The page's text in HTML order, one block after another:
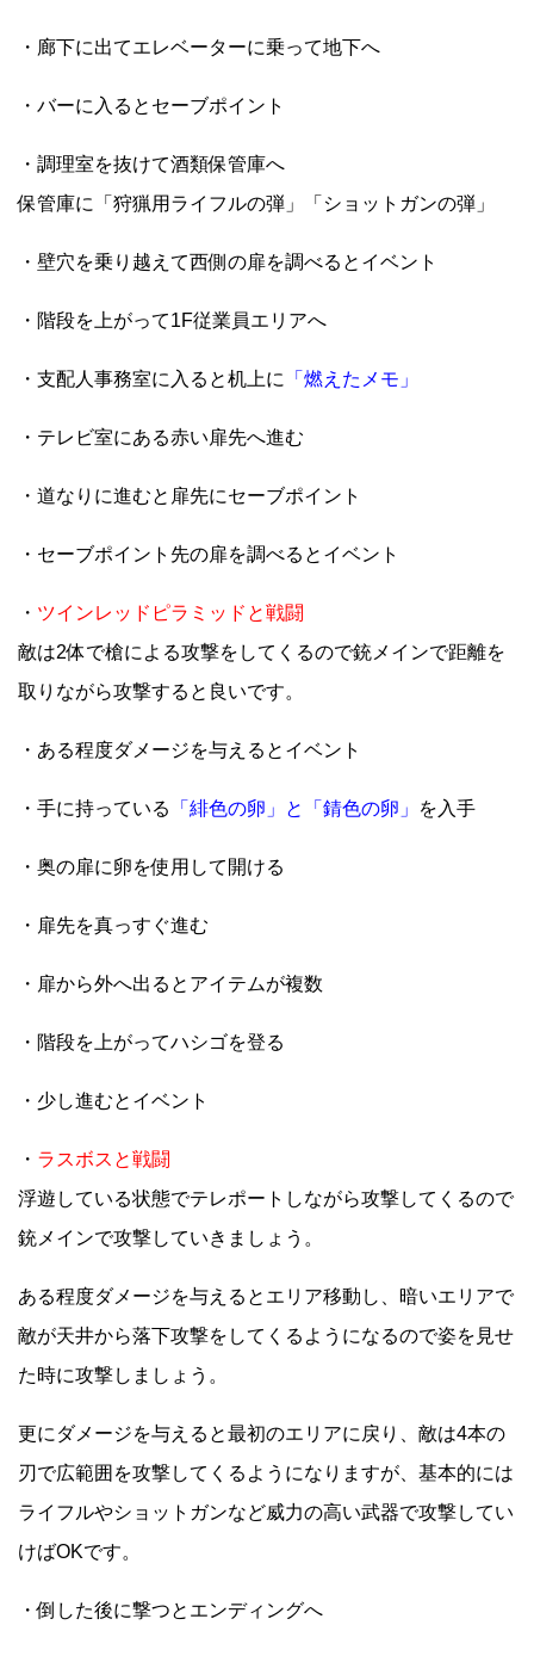
・廊下に出てエレベーターに乗って地下へ
・バーに入るとセーブポイント
・調理室を抜けて酒類保管庫へ
保管庫に「狩猟用ライフルの弾」「ショットガンの弾」
・壁穴を乗り越えて西側の扉を調べるとイベント
・階段を上がって1F従業員エリアへ
・支配人事務室に入ると机上に 「燃えたメモ」
・テレビ室にある赤い扉先へ進む
・道なりに進むと扉先にセーブポイント
・セーブポイント先の扉を調べるとイベント
・ ツインレッドピラミッドと戦闘
敵は2体で槍による攻撃をしてくるので銃メインで距離を
取りながら攻撃すると良いです。
・ある程度ダメージを与えるとイベント
・手に持っている 「緋色の卵」と「錆色の卵」 を入手
・奥の扉に卵を使用して開ける
・扉先を真っすぐ進む
・扉から外へ出るとアイテムが複数
・階段を上がってハシゴを登る
・少し進むとイベント
・ ラスボスと戦闘
浮遊している状態でテレポートしながら攻撃してくるので
銃メインで攻撃していきましょう。
ある程度ダメージを与えるとエリア移動し、暗いエリアで
敵が天井から落下攻撃をしてくるようになるので姿を見せ
た時に攻撃しましょう。
更にダメージを与えると最初のエリアに戻り、敵は4本の
刃で広範囲を攻撃してくるようになりますが、基本的には
ライフルやショットガンなど威力の高い武器で攻撃してい
けばOKです。
・倒した後に撃つとエンディングへ